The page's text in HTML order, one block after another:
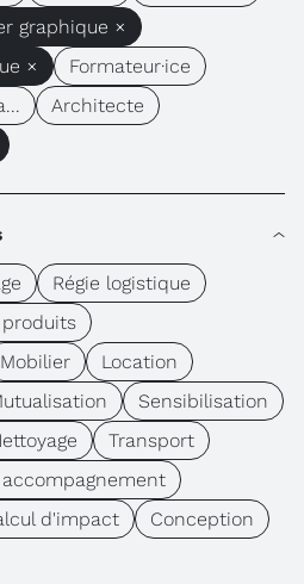
graphique ×
×
Formateur·ice
Architecte
Régie logistique
Mobilier
Location
Sensibilisation
Transport
d'impact
Conception